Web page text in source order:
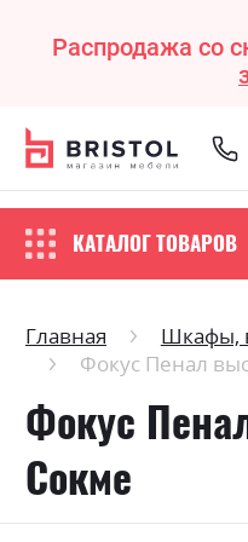
Распродажа со
КАТАЛОГ ТОВАРОВ
Главная Шкафы,
Фокус Пенал
Фокус
Сокме